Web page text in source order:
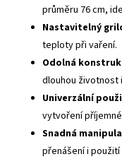
průměru 76 cm,
Nastavitelný
teploty při vaření.
Odolná
dlouhou životnost
Univerzální
vytvoření
Snadná
přenášení i